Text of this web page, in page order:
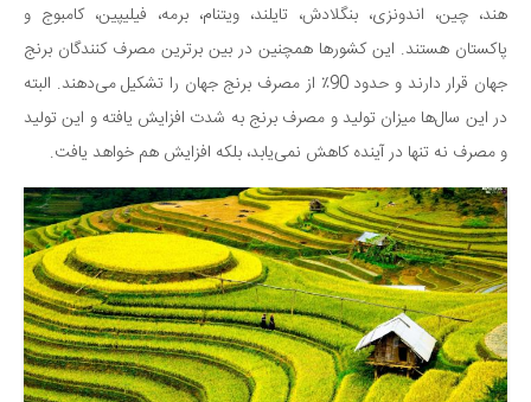
فرهنگ و هنر
سینما و تئاتر
تلویزیون
موسیقی
چهره‌ها
عکاسی و هنرهای تجسمی
کتاب و کتاب‌خوانی
تاریخ
معماری
علمی
هند، چین‌، اندونزی‌، بنگلادش‌، تایلند، ویتنام، برمه، فیلیپین، کامبوج و
پاکستان هستند. این کشورها همچنین در بین برترین مصرف کنندگان برنج
جهان قرار دارند و حدود 90٪ از مصرف برنج جهان را تشکیل می‌دهند. البته
در این سال‌ها میزان تولید و مصرف برنج به شدت افزایش یافته و این تولید
و مصرف نه تنها در آینده کاهش نمی‌یابد، بلکه افزایش هم خواهد یافت.